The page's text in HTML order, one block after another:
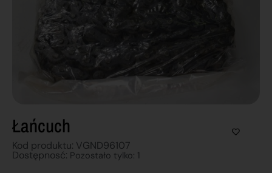
Łańcuch
Kod produktu: VGND96107
Dostępnosć: Pozostało tylko: 1